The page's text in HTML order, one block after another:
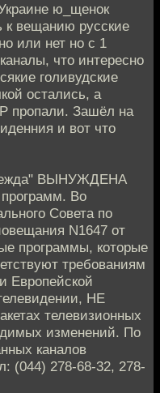
ю_щенок
к вещанию русские
или нет но с 1
что интересно
голивудские
остались, а
пропали. Зашёл на
и вот что
ВЫНУЖДЕНА
Во
Совета по
N1647 от
программы, которые
требованиям
Европейской
НЕ
телевизионных
изменений. По
каналов
(044) 278-68-32, 278-